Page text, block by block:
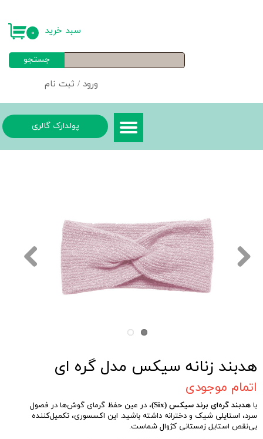
ورود / ثبت نام
خروج از حساب کاربری
جستجو
۰ سبد خرید
پولدارک گالری
هدبند زنانه سیکس مدل گره ای
اتمام موجودی
باهدبند گره‌ای برند سیکس (Six)
، در عین حفظ گرمای گوش‌ها در فصول
سرد، استایلی شیک و دخترانه داشته باشید. این اکسسوری، تکمیل‌کننده
بی‌نقص استایل زمستانی کژوال شماست.